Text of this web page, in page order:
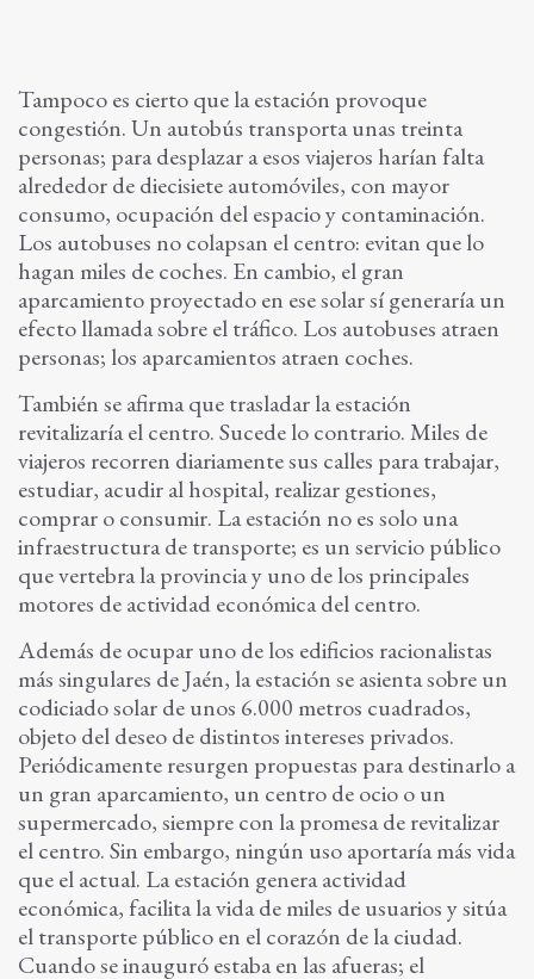
Tampoco es cierto que la estación provoque
congestión. Un autobús transporta unas treinta
personas; para desplazar a esos viajeros harían falta
alrededor de diecisiete automóviles, con mayor
consumo, ocupación del espacio y contaminación.
Los autobuses no colapsan el centro: evitan que lo
hagan miles de coches. En cambio, el gran
aparcamiento proyectado en ese solar sí generaría un
efecto llamada sobre el tráfico. Los autobuses atraen
personas; los aparcamientos atraen coches.
También se afirma que trasladar la estación
revitalizaría el centro. Sucede lo contrario. Miles de
viajeros recorren diariamente sus calles para trabajar,
estudiar, acudir al hospital, realizar gestiones,
comprar o consumir. La estación no es solo una
infraestructura de transporte; es un servicio público
que vertebra la provincia y uno de los principales
motores de actividad económica del centro.
Además de ocupar uno de los edificios racionalistas
más singulares de Jaén, la estación se asienta sobre un
codiciado solar de unos 6.000 metros cuadrados,
objeto del deseo de distintos intereses privados.
Periódicamente resurgen propuestas para destinarlo a
un gran aparcamiento, un centro de ocio o un
supermercado, siempre con la promesa de revitalizar
el centro. Sin embargo, ningún uso aportaría más vida
que el actual. La estación genera actividad
económica, facilita la vida de miles de usuarios y sitúa
el transporte público en el corazón de la ciudad.
Cuando se inauguró estaba en las afueras; el